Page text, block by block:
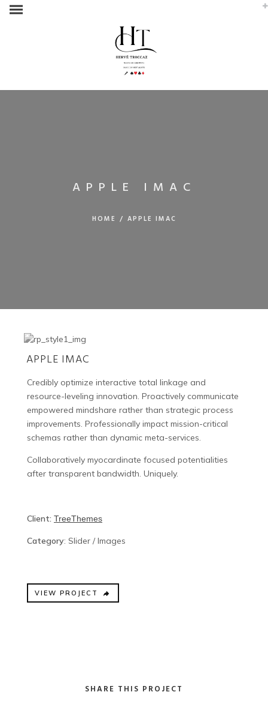
APPLE IMAC
HOME / APPLE IMAC
APPLE IMAC
Credibly optimize interactive total linkage and
resource-leveling innovation. Proactively communicate
empowered mindshare rather than strategic process
improvements. Professionally impact mission-critical
schemas rather than dynamic meta-services.
Collaboratively myocardinate focused potentialities
after transparent bandwidth. Uniquely.
Client: TreeThemes
Category: Slider / Images
VIEW PROJECT
SHARE THIS PROJECT